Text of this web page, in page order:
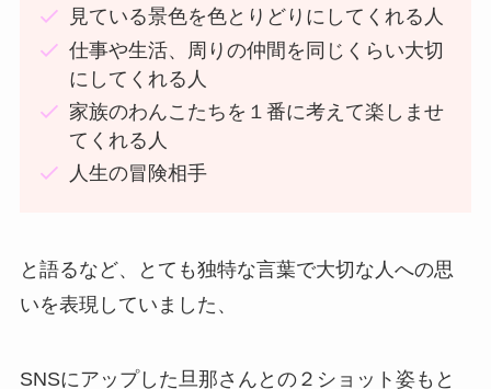
見ている景色を色とりどりにしてくれる人
仕事や生活、周りの仲間を同じくらい大切
にしてくれる人
家族のわんこたちを１番に考えて楽しませ
てくれる人
人生の冒険相手
と語るなど、とても独特な言葉で大切な人への思
いを表現していました、
SNSにアップした旦那さんとの２ショット姿もと